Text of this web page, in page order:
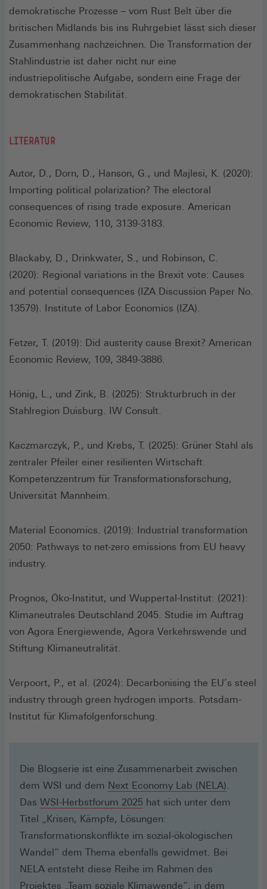
demokratische Prozesse – vom Rust Belt über die
britischen Midlands bis ins Ruhrgebiet lässt sich dieser
Zusammenhang nachzeichnen. Die Transformation der
Stahlindustrie ist daher nicht nur eine
industriepolitische Aufgabe, sondern eine Frage der
demokratischen Stabilität.
LITERATUR
Autor, D., Dorn, D., Hanson, G., und Majlesi, K. (2020):
Importing political polarization? The electoral
consequences of rising trade exposure. American
Economic Review, 110, 3139-3183.
Blackaby, D., Drinkwater, S., und Robinson, C.
(2020): Regional variations in the Brexit vote: Causes
and potential consequences (IZA Discussion Paper No.
13579). Institute of Labor Economics (IZA).
Fetzer, T. (2019): Did austerity cause Brexit? American
Economic Review, 109, 3849-3886.
Hönig, L., und Zink, B. (2025): Strukturbruch in der
Stahlregion Duisburg. IW Consult.
Kaczmarczyk, P., und Krebs, T. (2025): Grüner Stahl als
zentraler Pfeiler einer resilienten Wirtschaft.
Kompetenzzentrum für Transformationsforschung,
Universität Mannheim.
Material Economics. (2019): Industrial transformation
2050: Pathways to net-zero emissions from EU heavy
industry.
Prognos, Öko-Institut, und Wuppertal-Institut: (2021):
Klimaneutrales Deutschland 2045. Studie im Auftrag
von Agora Energiewende, Agora Verkehrswende und
Stiftung Klimaneutralität.
Verpoort, P., et al. (2024): Decarbonising the EU’s steel
industry through green hydrogen imports. Potsdam-
Institut für Klimafolgenforschung.
Die Blogserie ist eine Zusammenarbeit zwischen
dem WSI und dem Next Economy Lab (NELA)
in
neuen
Fenster)
Das WSI-Herbstforum 2025(Öffnet
in
einem
neuen
Fenster)
hat sich unter dem
Titel „Krisen, Kämpfe, Lösungen:
Transformationskonflikte im sozial-ökologischen
Wandel“ dem Thema ebenfalls gewidmet. Bei
NELA entsteht diese Reihe im Rahmen des
Projektes
„Team soziale Klimawende“ (Öffnet
, in dem